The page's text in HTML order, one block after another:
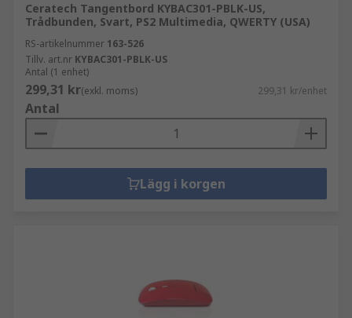
Ceratech Tangentbord KYBAC301-PBLK-US,
Trådbunden, Svart, PS2 Multimedia, QWERTY (USA)
RS-artikelnummer 163-526
Tillv. art.nr KYBAC301-PBLK-US
Antal (1 enhet)
299,31 kr(exkl. moms) 299,31 kr/enhet
Antal
Lägg i korgen